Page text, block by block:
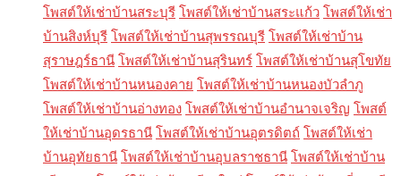
โพสต์ให้เช่าบ้านสระบุรี โพสต์ให้เช่าบ้านสระแก้ว โพสต์ให้เช่า
บ้านสิงห์บุรี โพสต์ให้เช่าบ้านสุพรรณบุรี โพสต์ให้เช่าบ้าน
สุราษฎร์ธานี โพสต์ให้เช่าบ้านสุรินทร์ โพสต์ให้เช่าบ้านสุโขทัย
โพสต์ให้เช่าบ้านหนองคาย โพสต์ให้เช่าบ้านหนองบัวลำภู
โพสต์ให้เช่าบ้านอ่างทอง โพสต์ให้เช่าบ้านอำนาจเจริญ โพสต์
ให้เช่าบ้านอุดรธานี โพสต์ให้เช่าบ้านอุตรดิตถ์ โพสต์ให้เช่า
บ้านอุทัยธานี โพสต์ให้เช่าบ้านอุบลราชธานี โพสต์ให้เช่าบ้าน